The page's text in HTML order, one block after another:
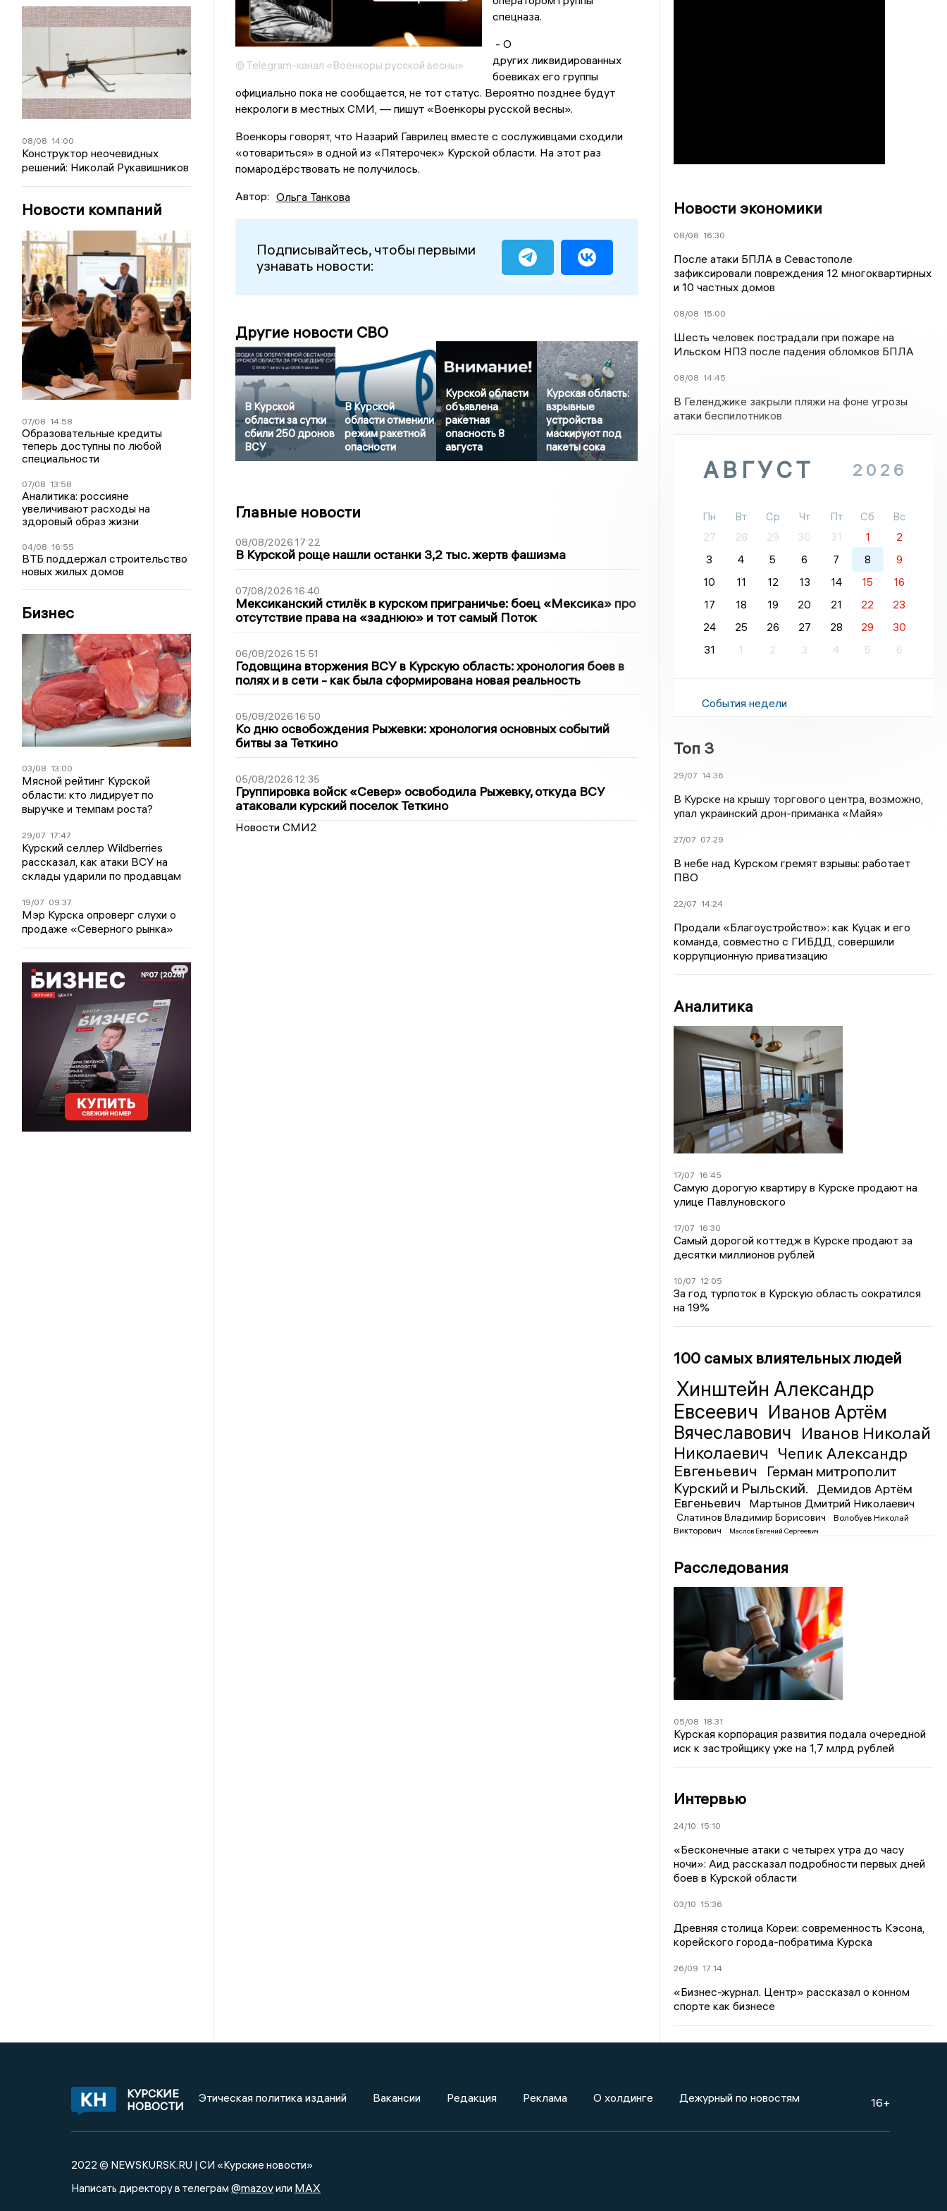
08/08 14:00
Конструктор неочевидных
решений: Николай Рукавишников
Новости компаний
07/08 14:58
Образовательные кредиты
теперь доступны по любой
специальности
07/08 13:58
Аналитика: россияне
увеличивают расходы на
здоровый образ жизни
04/08 16:55
ВТБ поддержал строительство
новых жилых домов
Бизнес
03/08 13:00
Мясной рейтинг Курской
области: кто лидирует по
выручке и темпам роста?
29/07 17:47
Курский селлер Wildberries
рассказал, как атаки ВСУ на
склады ударили по продавцам
19/07 09:37
Мэр Курска опроверг слухи о
продаже «Северного рынка»
© Telegram-канал «Военкоры русской весны»
спецназа.
- О
других ликвидированных
боевиках его группы
официально пока не сообщается, не тот статус. Вероятно позднее будут
некрологи в местных СМИ, — пишут «Военкоры русской весны».
Военкоры говорят, что Назарий Гаврилец вместе с сослуживцами сходили
«отовариться» в одной из «Пятерочек» Курской области. На этот раз
помародёрствовать не получилось.
Автор: Ольга Танкова
Подписывайтесь, чтобы первыми
узнавать новости:
Другие новости СВО
В Курской
области за сутки
сбили 250 дронов
ВСУ
В Курской
области отменили
режим ракетной
опасности
Курской области
объявлена
ракетная
опасность 8
августа
Курская область:
взрывные
устройства
маскируют под
пакеты сока
Главные новости
08/08/2026 17:22
В Курской роще нашли останки 3,2 тыс. жертв фашизма
07/08/2026 16:40
Мексиканский стилёк в курском приграничье: боец «Мексика» про
отсутствие права на «заднюю» и тот самый Поток
06/08/2026 15:51
Годовщина вторжения ВСУ в Курскую область: хронология боев в
полях и в сети - как была сформирована новая реальность
05/08/2026 16:50
Ко дню освобождения Рыжевки: хронология основных событий
битвы за Теткино
05/08/2026 12:35
Группировка войск «Север» освободила Рыжевку, откуда ВСУ
атаковали курский поселок Теткино
Новости СМИ2
Новости экономики
08/08 16:30
После атаки БПЛА в Севастополе
зафиксировали повреждения 12 многоквартирных
и 10 частных домов
08/08 15:00
Шесть человек пострадали при пожаре на
Ильском НПЗ после падения обломков БПЛА
08/08 14:45
В Геленджике закрыли пляжи на фоне угрозы
атаки беспилотников
АВГУСТ 2026
Пн Вт Ср Чт Пт Сб
Вс
27
28 29 30 31 1
2
3
4 5 6 7 8
9
10
11 12 13 14 15
16
17
18 19 20 21 22
23
24
25 26 27 28 29
30
31
1 2 3 4 5 6
События недели
Топ 3
29/07 14:36
В Курске на крышу торгового центра, возможно,
упал украинский дрон-приманка «Майя»
27/07 07:29
В небе над Курском гремят взрывы: работает
ПВО
22/07 14:24
Продали «Благоустройство»: как Куцак и его
команда, совместно с ГИБДД, совершили
коррупционную приватизацию
Аналитика
17/07 16:45
Самую дорогую квартиру в Курске продают на
улице Павлуновского
17/07 16:30
Самый дорогой коттедж в Курске продают за
десятки миллионов рублей
10/07 12:05
За год турпоток в Курскую область сократился
на 19%
100 самых влиятельных людей
Хинштейн Александр
Евсеевич Иванов Артём
Вячеславович Иванов Николай
Николаевич Чепик Александр
Евгеньевич
Герман митрополит
Курский и Рыльский.
Демидов Артём
Евгеньевич
Мартынов Дмитрий Николаевич
Слатинов Владимир Борисович
Волобуев Николай
Викторович
Маслов Евгений Сергеевич
Расследования
05/08 18:31
Курская корпорация развития подала очередной
иск к застройщику уже на 1,7 млрд рублей
Интервью
24/10 15:10
«Бесконечные атаки с четырех утра до часу
ночи»: Аид рассказал подробности первых дней
боев в Курской области
03/10 15:36
Древняя столица Кореи: современность Кэсона,
корейского города-побратима Курска
26/09 17:14
«Бизнес-журнал. Центр» рассказал о конном
спорте как бизнесе
КУРСКИЕ
НОВОСТИ
Этическая политика изданий Вакансии Редакция Реклама О холдинге Дежурный по новостям 16+
2022 © NEWSKURSK.RU | СИ «Курские новости»
Написать директору в телеграм @mazovили MAX